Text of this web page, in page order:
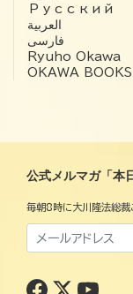
Русский
العربية‏
فارسی
Ryuho Okawa
OKAWA BOOKS
公式メルマガ「本
毎朝8時に大川隆法総裁